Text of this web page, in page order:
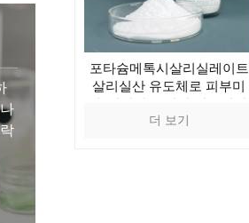
포타슘메톡시살리실레이트
살리실산 유도체로 피부미
백, 항점화 효과가 있습니다.
더 보기